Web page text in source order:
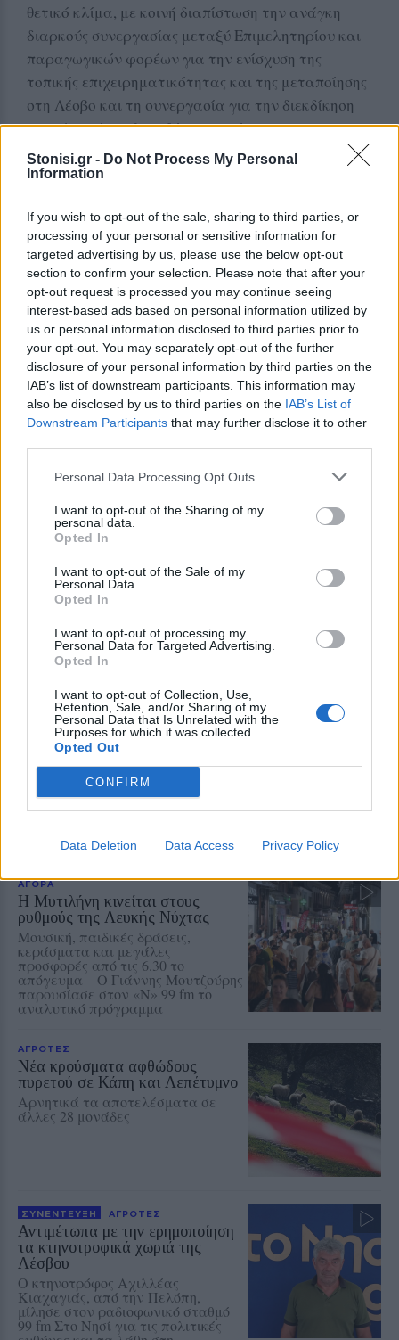
Stonisi.gr - Do Not Process My Personal
Information
If you wish to opt-out of the sale, sharing to third parties, or
processing of your personal or sensitive information for
targeted advertising by us, please use the below opt-out
section to confirm your selection. Please note that after your
opt-out request is processed you may continue seeing
interest-based ads based on personal information utilized by
us or personal information disclosed to third parties prior to
your opt-out. You may separately opt-out of the further
disclosure of your personal information by third parties on the
IAB’s list of downstream participants. This information may
also be disclosed by us to third parties on the IAB’s List of
Downstream Participants that may further disclose it to other
Personal Data Processing Opt Outs
I want to opt-out of the Sharing of my
personal data.
Opted In
I want to opt-out of the Sale of my
Personal Data.
Opted In
I want to opt-out of processing my
Personal Data for Targeted Advertising.
Opted In
I want to opt-out of Collection, Use,
Retention, Sale, and/or Sharing of my
Personal Data that Is Unrelated with the
Purposes for which it was collected.
Opted Out
CONFIRM
Data Deletion Data Access Privacy Policy
θετικό κλίμα, με κοινή διαπίστωση την ανάγκη
διαρκούς συνεργασίας μεταξύ Επιμελητηρίου και
παραγωγικών φορέων για την ενίσχυση της
τοπικής επιχειρηματικότητας και της μεταποίησης
στη Λέσβο και τη συνεργασία για την διεκδίκηση
και αξιοποίηση διατιθέμενων πόρων και
συγχρηματοδοτούμενων προγραμμάτων.
αναζήτησης
Add stonisi.gr on Google ↗
ΣΤΗΝ ΙΔΙΑ ΚΑΤΗΓΟΡΙΑ
Πήραν «φωτιά» καύσιμα, κρέας
και αεροπορικά εισιτήρια
Ετήσιες ανατιμήσεις έως 53,2%
εμφανίζουν αυξήσεις με διψήφιο
ποσοστό
ΑΓΡΟΤΕΣ
ευρώ που τελικά είναι 20,5 εκατ.
Άγριο επικοινωνιακό παιχνίδι της
στους κτηνοτρόφους. Όλα όσα
πρέπει να γνωρίζετε για τις
αποζημιώσεις λόγω μη
ΑΓΡΟΤΕΣ
Ψίχουλα για τη βιοασφάλεια των
Περιφερειών
Μόνο στη Λέσβο έχουν δαπανηθεί
6.000.000 ευρώ μέσα σε
τεσσερισήμισι μήνες, ενώ το
Υπουργείο Αγροτικής Ανάπτυξης
ευρώ για ολόκληρη τη χώρα
ΑΓΟΡΑ
Η Μυτιλήνη κινείται στους
ρυθμούς της Λευκής Νύχτας
Μουσική, παιδικές δράσεις,
κεράσματα και μεγάλες
προσφορές από τις 6.30 το
απόγευμα – Ο Γιάννης Μουτζούρης
παρουσίασε στον «Ν» 99 fm το
αναλυτικό πρόγραμμα
ΑΓΡΟΤΕΣ
Νέα κρούσματα αφθώδους
πυρετού σε Κάπη και Λεπέτυμνο
Αρνητικά τα αποτελέσματα σε
άλλες 28 μονάδες
ΣΥΝΕΝΤΕΥΞΗ ΑΓΡΟΤΕΣ
Αντιμέτωπα με την ερημοποίηση
τα κτηνοτροφικά χωριά της
Λέσβου
Ο κτηνοτρόφος Αχιλλέας
Κιαχαγιάς, από την Πελόπη,
μίλησε στον ραδιοφωνικό σταθμό
99 fm Στο Νησί για τις πολιτικές